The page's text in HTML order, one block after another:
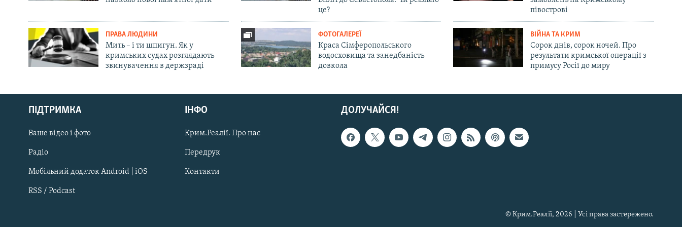
Русский
Qırımtatar
ДОЛУЧАЙСЯ!
це?
півострові
ПРАВА ЛЮДИНИ
Мить – і ти шпигун. Як у
кримських судах розглядають
звинувачення в держзраді
ФОТОГАЛЕРЕЇ
Краса Сімферопольського
водосховища та занедбаність
довкола
ВІЙНА ТА КРИМ
Сорок днів, сорок ночей. Про
результати кримської операції з
примусу Росії до миру
ДОЛУЧАЙСЯ!
ПІДТРИМКА
Ваше відео і фото
Радіо
Мобільний додаток Android | iOS
RSS / Podcast
ІНФО
Крим.Реалії. Про нас
Передрук
Контакти
© Крим.Реалії, 2026 | Усі права застережено.